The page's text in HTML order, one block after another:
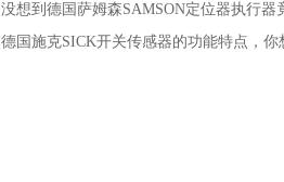
没想到德国萨姆森SAMSON定位器执行器
德国施克SICK开关传感器的功能特点，你